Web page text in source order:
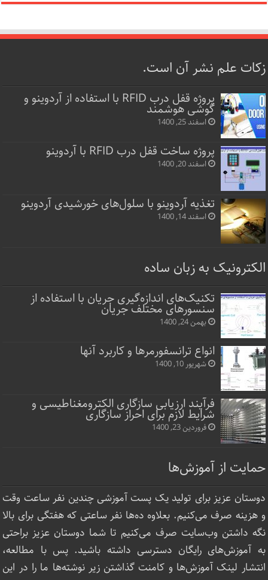
زکات علم نشر آن است.
پروژه قفل‌ درب RFID با استفاده از آردوینو و
گوشی هوشمند
اسفند 25, 1400
پروژه ساخت قفل‌ درب RFID با آردوینو
اسفند 20, 1400
تغذیه آردوینو با سلول‌های خورشیدی آردوینو
اسفند 14, 1400
الکترونیک به زبان ساده
تکنیک‌های اندازه‌گیری جریان با استفاده از
سنسورهای مختلف جریان
بهمن 24, 1400
انواع ترانسفورمرها و کاربرد آنها
شهریور 10, 1400
فرآیند ارزیابی سازگاری الکترومغناطیسی و
شرایط لازم برای احراز سازگاری
فروردین 23, 1400
حمایت از آموزش‌ها
دوستان عزیز برای تولید یک پست آموزشی چندین نفر ساعت‌ وقت
و هزینه صرف می‌کنیم. بعلاوه ده‌ها نفر ساعتی که هفتگی برای بالا
نگه داشتن وب‌سایت صرف ‌می‌کنیم تا شما دوستان عزیز براحتی
به آموزش‌های رایگان دسترسی داشته باشید. پس با مطالعه،
انتشار لینک‌ آموزش‌ها و کامنت گذاشتن زیر نوشته‌‌ها ما را در این